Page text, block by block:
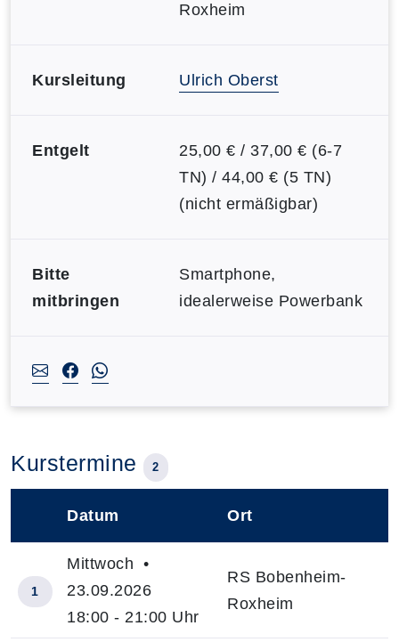
Roxheim
Kursleitung Ulrich Oberst
Entgelt
25,00 € / 37,00 € (6-7
TN) / 44,00 € (5 TN)
(nicht ermäßigbar)
Bitte
mitbringen
Smartphone,
idealerweise Powerbank
Kurstermine 2
Datum Ort
1
Mittwoch •
23.09.2026
18:00 - 21:00 Uhr
RS Bobenheim-
Roxheim